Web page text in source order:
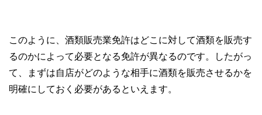
このように、酒類販売業免許はどこに対して酒類を販売す
るのかによって必要となる免許が異なるのです。したがっ
て、まずは自店がどのような相手に酒類を販売させるかを
明確にしておく必要があるといえます。